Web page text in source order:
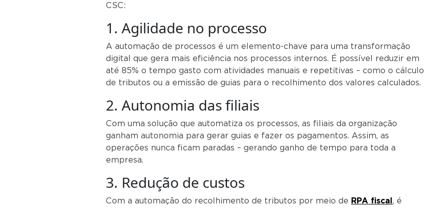
CSC:
1. Agilidade no processo
A automação de processos é um elemento-chave para uma transformação
digital que gera mais eficiência nos processos internos. É possível reduzir em
até 85% o tempo gasto com atividades manuais e repetitivas – como o cálculo
de tributos ou a emissão de guias para o recolhimento dos valores calculados.
2. Autonomia das filiais
Com uma solução que automatiza os processos, as filiais da organização
ganham autonomia para gerar guias e fazer os pagamentos. Assim, as
operações nunca ficam paradas – gerando ganho de tempo para toda a
empresa.
3. Redução de custos
Com a automação do recolhimento de tributos por meio de RPA fiscal, é